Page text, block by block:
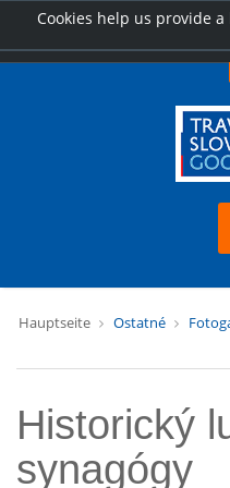
Cookies help us provide
Hauptseite Ostatné
Historický
synagógy